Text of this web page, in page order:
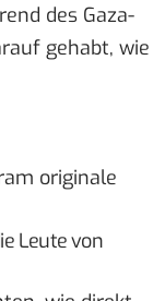
des Gaza-
gehabt, wie
originale
Leute von